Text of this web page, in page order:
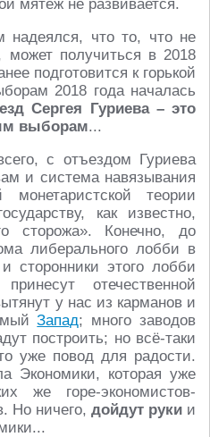
мятеж не развивается.
надеялся, что то, что не
может получиться в 2018
подготовится к горькой
2018 года началась
Сергея Гуриева – это
выборам...
с отъездом Гуриева
и система навязывания
монетаристской теории
как известно,
сторожа». Конечно, до
либерального лобби в
сторонники этого лобби
отечественной
у нас из карманов и
Запад; много заводов
построить; но всё-таки
уже повод для радости.
Экономики, которая уже
же горе-экономистов-
Но ничего, дойдут руки и